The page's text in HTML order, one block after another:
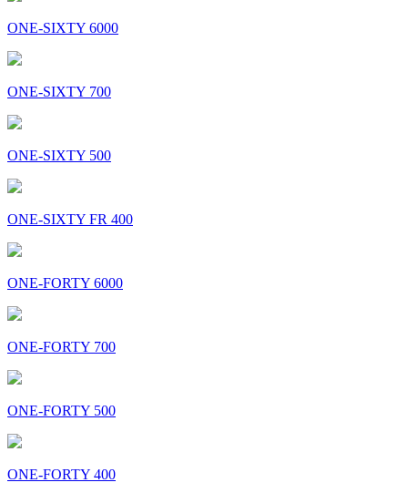
ONE-SIXTY 6000
ONE-SIXTY 700
ONE-SIXTY 500
ONE-SIXTY FR 400
ONE-FORTY 6000
ONE-FORTY 700
ONE-FORTY 500
ONE-FORTY 400